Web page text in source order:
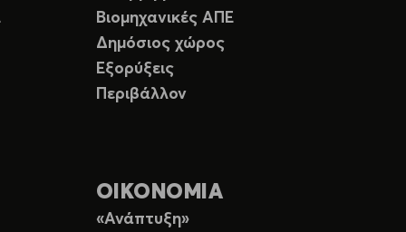
Βιομηχανικές ΑΠΕ
Δημόσιος χώρος
Εξορύξεις
Περιβάλλον
ΟΙΚΟΝΟΜΙΑ
«Ανάπτυξη»